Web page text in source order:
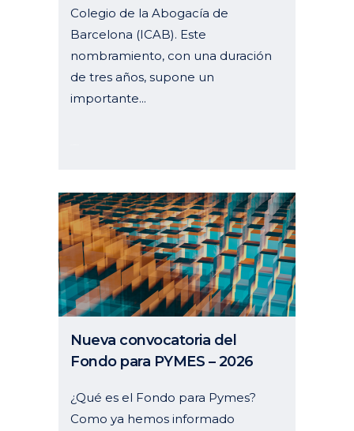
Colegio de la Abogacía de
Barcelona (ICAB). Este
nombramiento, con una duración
de tres años, supone un
importante...
Nueva convocatoria del
Fondo para PYMES – 2026
¿Qué es el Fondo para Pymes?
Como ya hemos informado